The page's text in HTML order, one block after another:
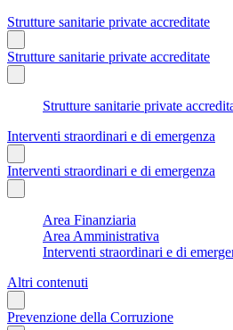
Strutture sanitarie private accreditate
Strutture sanitarie private accreditate
Strutture sanitarie private
Interventi straordinari e di emergenza
Interventi straordinari e di emergenza
Area Finanziaria
Area Amministrativa
Interventi straordinari e di
Altri contenuti
Prevenzione della Corruzione